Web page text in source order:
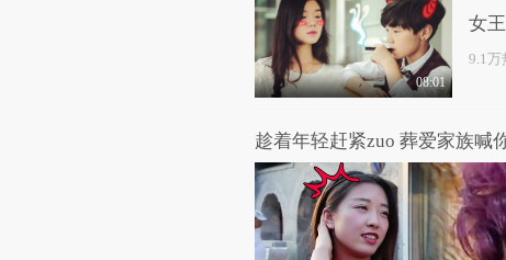
08:01
女
9.1万
趁着年轻赶紧zuo 葬爱家族喊